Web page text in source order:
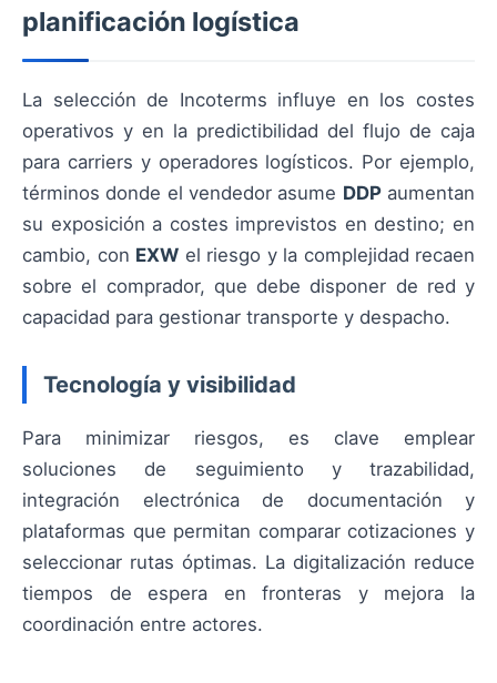
planificación logística
La selección de Incoterms influye en los costes
operativos y en la predictibilidad del flujo de caja
para carriers y operadores logísticos. Por ejemplo,
términos donde el vendedor asume DDPaumentan
su exposición a costes imprevistos en destino; en
cambio, con EXW el riesgo y la complejidad recaen
sobre el comprador, que debe disponer de red y
capacidad para gestionar transporte y despacho.
Tecnología y visibilidad
Para minimizar riesgos, es clave emplear
soluciones de seguimiento y trazabilidad,
integración electrónica de documentación y
plataformas que permitan comparar cotizaciones y
seleccionar rutas óptimas. La digitalización reduce
tiempos de espera en fronteras y mejora la
coordinación entre actores.